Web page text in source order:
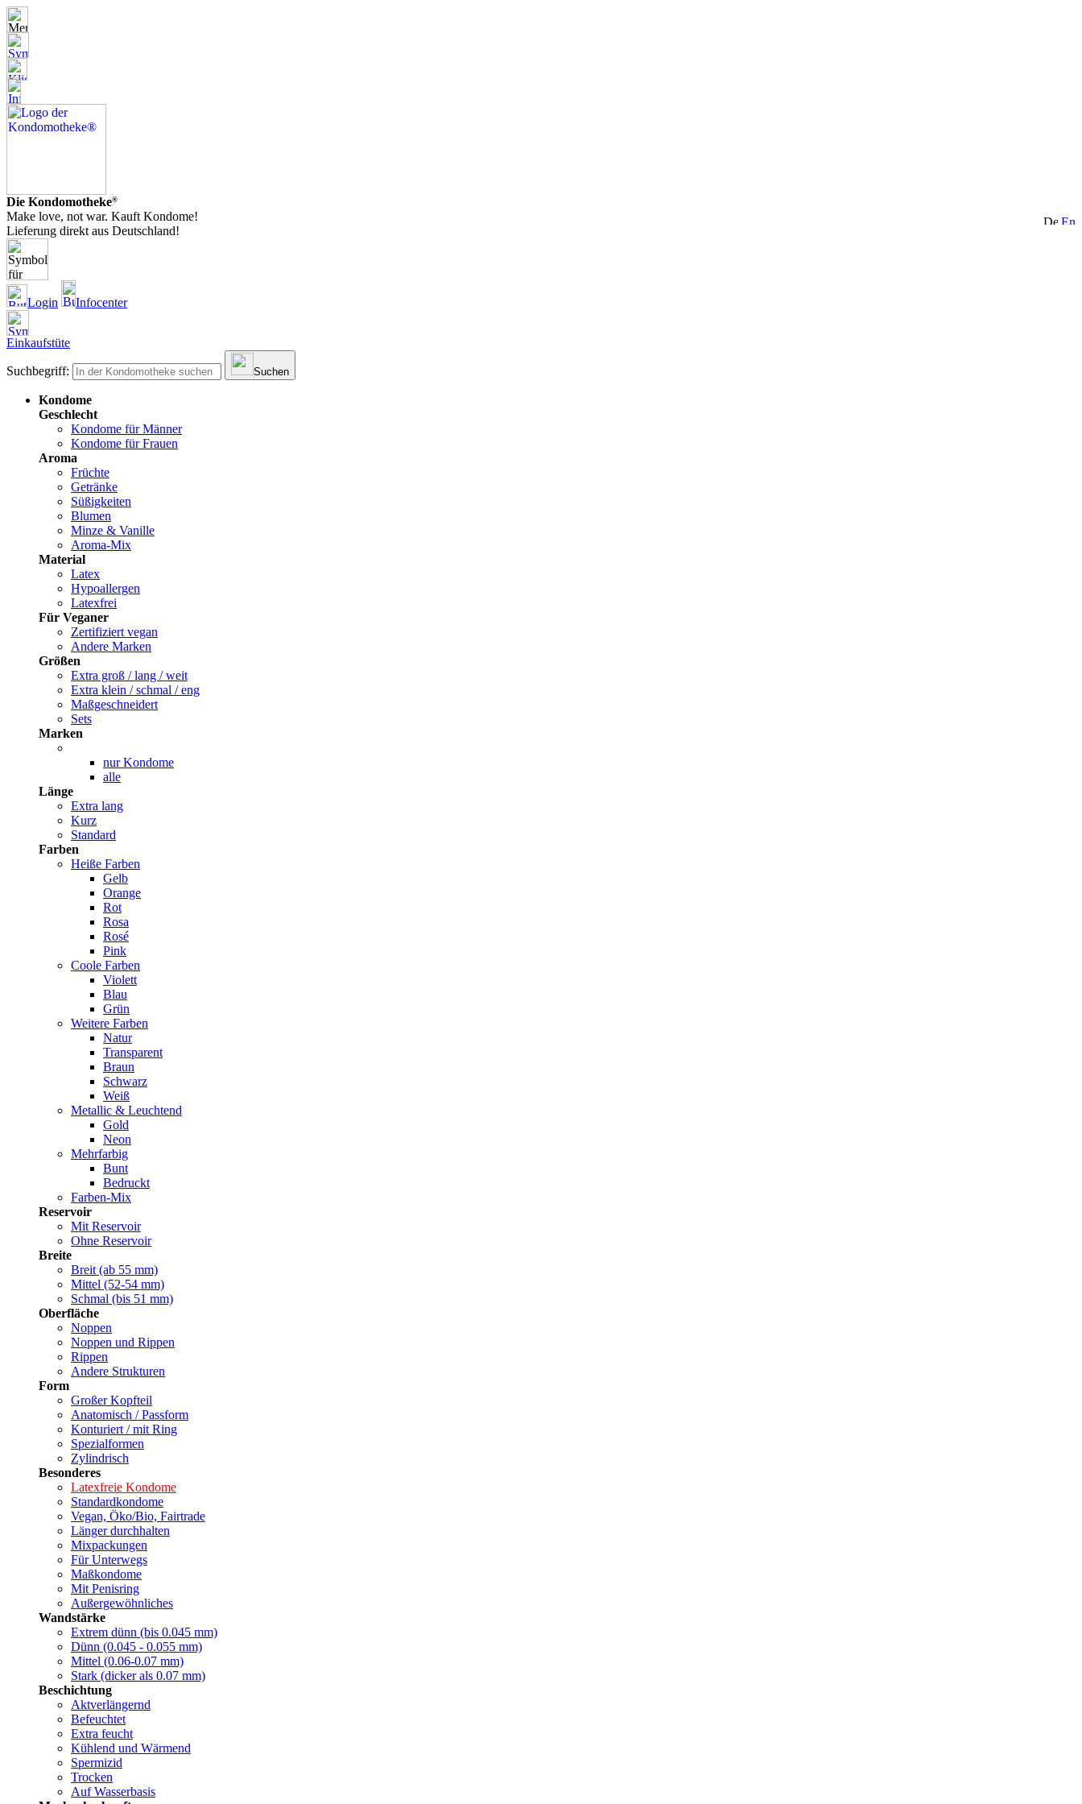
Die Kondomotheke®
Make love, not war. Kauft Kondome!
Lieferung direkt aus Deutschland!
Login Infocenter
Einkaufstüte
Suchbegriff: Suchen
Kondome
Geschlecht
Kondome für Männer
Kondome für Frauen
Aroma
Früchte
Getränke
Süßigkeiten
Blumen
Minze & Vanille
Aroma-Mix
Material
Latex
Hypoallergen
Latexfrei
Für Veganer
Zertifiziert vegan
Andere Marken
Größen
Extra groß / lang / weit
Extra klein / schmal / eng
Maßgeschneidert
Sets
Marken
nur Kondome
alle
Länge
Extra lang
Kurz
Standard
Farben
Heiße Farben
Gelb
Orange
Rot
Rosa
Rosé
Pink
Coole Farben
Violett
Blau
Grün
Weitere Farben
Natur
Transparent
Braun
Schwarz
Weiß
Metallic & Leuchtend
Gold
Neon
Mehrfarbig
Bunt
Bedruckt
Farben-Mix
Reservoir
Mit Reservoir
Ohne Reservoir
Breite
Breit (ab 55 mm)
Mittel (52-54 mm)
Schmal (bis 51 mm)
Oberfläche
Noppen
Noppen und Rippen
Rippen
Andere Strukturen
Form
Großer Kopfteil
Anatomisch / Passform
Konturiert / mit Ring
Spezialformen
Zylindrisch
Besonderes
Latexfreie Kondome
Standardkondome
Vegan, Öko/Bio, Fairtrade
Länger durchhalten
Mixpackungen
Für Unterwegs
Maßkondome
Mit Penisring
Außergewöhnliches
Wandstärke
Extrem dünn (bis 0.045 mm)
Dünn (0.045 - 0.055 mm)
Mittel (0.06-0.07 mm)
Stark (dicker als 0.07 mm)
Beschichtung
Aktverlängernd
Befeuchtet
Extra feucht
Kühlend und Wärmend
Spermizid
Trocken
Auf Wasserbasis